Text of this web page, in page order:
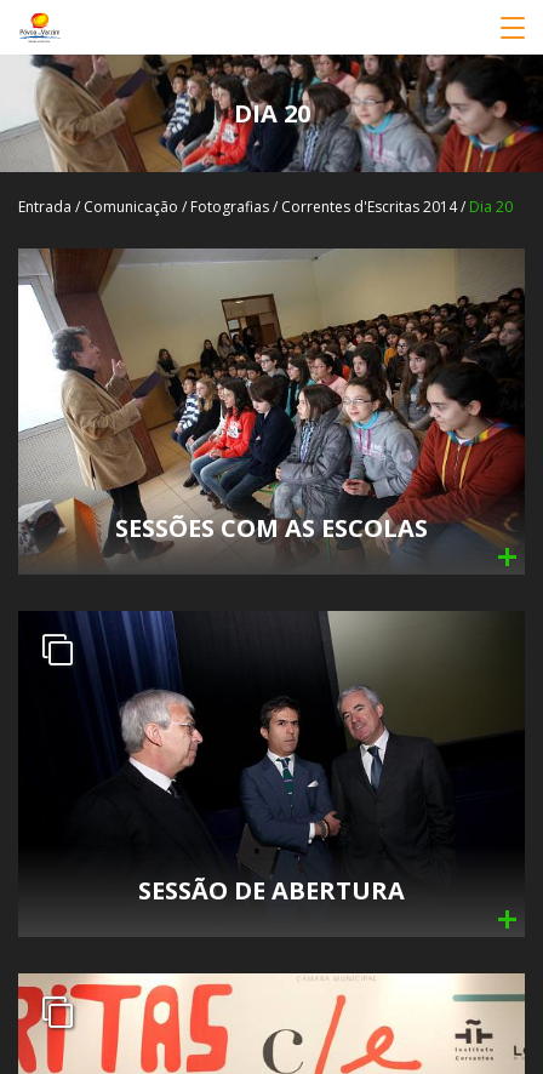
DIA 20
Entrada / Comunicação / Fotografias/ Correntes d'Escritas 2014/ Dia 20
SESSÕES COM AS ESCOLAS
SESSÃO DE ABERTURA